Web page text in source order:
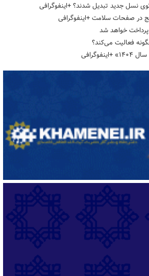
نسل جدید تبدیل شدند؟ +اینفوگرافی
فعالیت می‌کند؟